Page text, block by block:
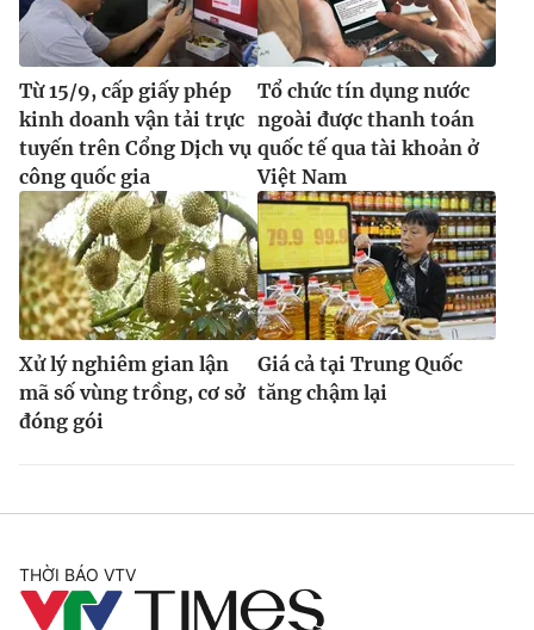
Từ 15/9, cấp giấy phép
kinh doanh vận tải trực
tuyến trên Cổng Dịch vụ
công quốc gia
Tổ chức tín dụng nước
ngoài được thanh toán
quốc tế qua tài khoản ở
Việt Nam
Xử lý nghiêm gian lận
mã số vùng trồng, cơ sở
đóng gói
Giá cả tại Trung Quốc
tăng chậm lại
THỜI BÁO VTV